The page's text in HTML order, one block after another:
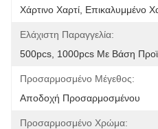
Χάρτινο Χαρτί, Επικαλυμμένο
Ελάχιστη Παραγγελία:
500pcs, 1000pcs Με Βάση
Προσαρμοσμένο Μέγεθος:
Αποδοχή Προσαρμοσμένου
Προσαρμοσμένο Χρώμα: